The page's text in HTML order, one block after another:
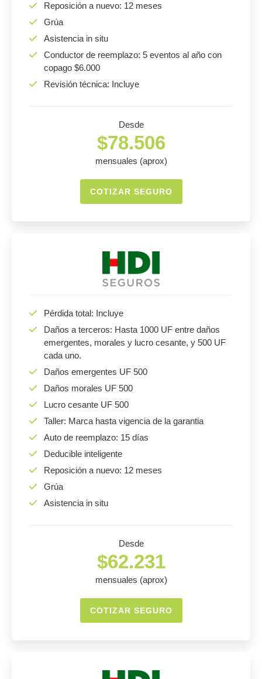
Reposición a nuevo: 12 meses
Grúa
Asistencia in situ
Conductor de reemplazo: 5 eventos al año con
copago $6.000
Revisión técnica: Incluye
Desde
$78.506
mensuales (aprox)
COTIZAR SEGURO
Pérdida total: Incluye
Daños a terceros: Hasta 1000 UF entre daños
emergentes, morales y lucro cesante, y 500 UF
cada uno.
Daños emergentes UF 500
Daños morales UF 500
Lucro cesante UF 500
Taller: Marca hasta vigencia de la garantia
Auto de reemplazo: 15 días
Deducible inteligente
Reposición a nuevo: 12 meses
Grúa
Asistencia in situ
Desde
$62.231
mensuales (aprox)
COTIZAR SEGURO